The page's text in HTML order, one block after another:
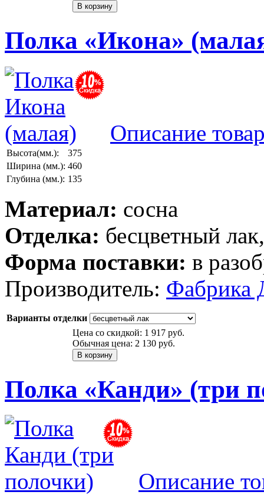
Полка «Икона»
Описание
Высота(мм.):
375
Ширина (мм.): 460
Глубина (мм.): 135
Материал: сосна
Отделка: бесцветный
Форма поставки: в
Производитель: Фабрика
Варианты отделки
Цена со скидкой: 1 917 руб.
Обычная цена: 2 130 руб.
Полка «Канди» (три
Описание